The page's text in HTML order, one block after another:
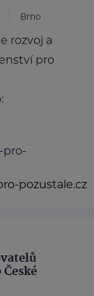
Brno
rozvoj a
pro
pro-
pozustale.cz